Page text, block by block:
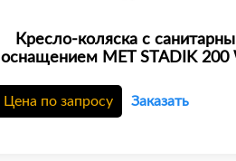
Кресло-коляска с
оснащением MET STADIK 200
Цена по запросу Заказать